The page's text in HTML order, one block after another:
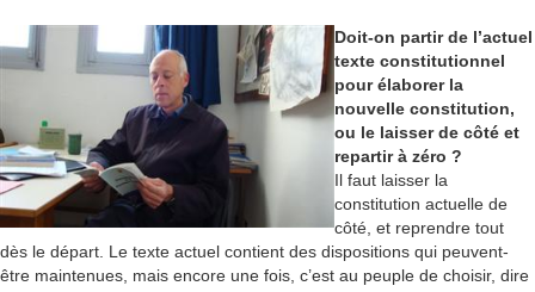
Doit-on partir de l’actuel
texte constitutionnel
pour élaborer la
nouvelle constitution,
ou le laisser de côté et
repartir à zéro ?
Il faut laisser la
constitution actuelle de
côté, et reprendre tout
dès le départ. Le texte actuel contient des dispositions qui peuvent-
être maintenues, mais encore une fois, c’est au peuple de choisir, dire